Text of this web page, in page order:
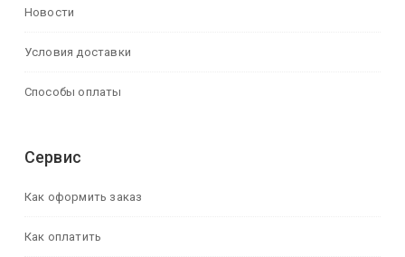
Новости
Условия доставки
Способы оплаты
Сервис
Как оформить заказ
Как оплатить